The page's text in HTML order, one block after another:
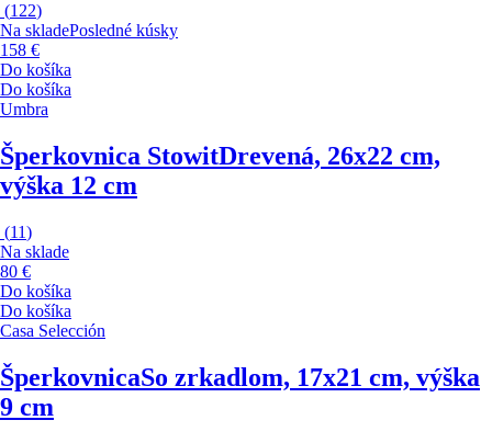
(122)
Na skladePosledné kúsky
158 €
Do košíka
Do košíka
Umbra
Šperkovnica StowitDrevená, 26x22 cm,
výška 12 cm
(11)
Na sklade
80 €
Do košíka
Do košíka
Casa Selección
ŠperkovnicaSo zrkadlom, 17x21 cm, výška
9 cm